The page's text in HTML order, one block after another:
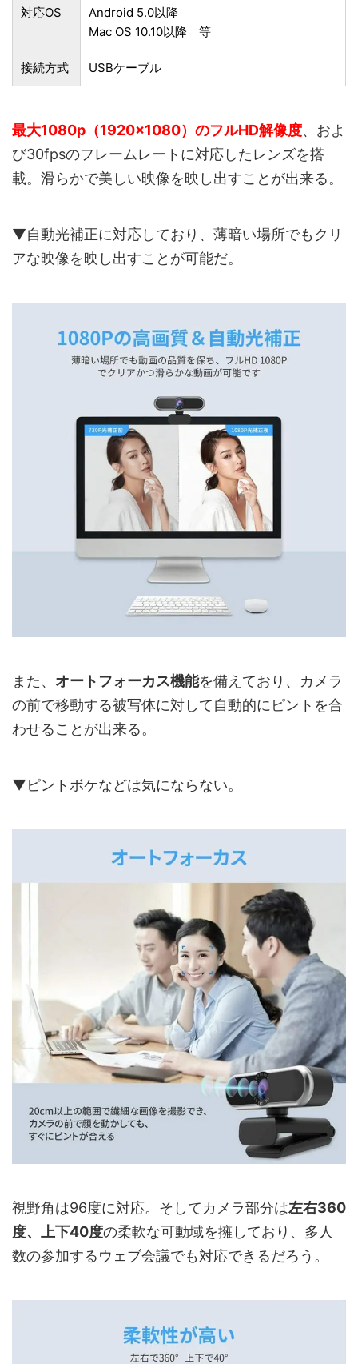
対応OS
Android 5.0以降
Mac OS 10.10以降 等
接続方式 USBケーブル
最大1080p（1920×1080）のフルHD解像度、およ
び30fpsのフレームレートに対応したレンズを搭
載。滑らかで美しい映像を映し出すことが出来る。
▼自動光補正に対応しており、薄暗い場所でもクリ
アな映像を映し出すことが可能だ。
また、 オートフォーカス機能を備えており、カメラ
の前で移動する被写体に対して自動的にピントを合
わせることが出来る。
▼ピントボケなどは気にならない。
視野角は96度に対応。そしてカメラ部分は左右360
度、上下40度の柔軟な可動域を擁しており、多人
数の参加するウェブ会議でも対応できるだろう。